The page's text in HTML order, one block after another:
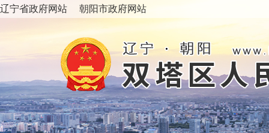
辽宁省政府网站 朝阳市政府网站